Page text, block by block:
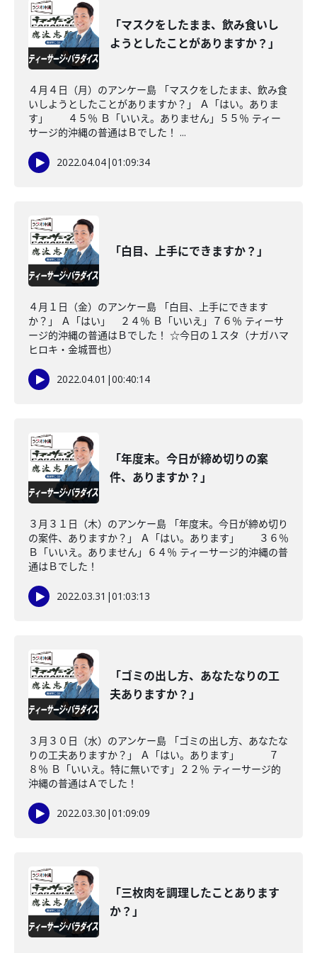
「マスクをしたまま、飲み食いし
ようとしたことがありますか？」
４月４日（月）のアンケー島 「マスクをしたまま、飲み食
いしようとしたことがありますか？」 Ａ「はい。ありま
す」 ４５％ Ｂ「いいえ。ありません」５５％ ティー
サージ的沖縄の普通はＢでした！ ...
2022.04.04|01:09:34
「白目、上手にできますか？」
４月１日（金）のアンケー島 「白目、上手にできます
か？」 Ａ「はい」 ２４％ Ｂ「いいえ」７６％ ティーサ
ージ的沖縄の普通はＢでした！ ☆今日の１スタ（ナガハマ
ヒロキ・金城晋也）
2022.04.01 |00:40:14
「年度末。今日が締め切りの案
件、ありますか？」
３月３１日（木）のアンケー島 「年度末。今日が締め切り
の案件、ありますか？」 Ａ「はい。あります」 ３６％
Ｂ「いいえ。ありません」６４％ ティーサージ的沖縄の普
通はＢでした！
2022.03.31 |01:03:13
「ゴミの出し方、あなたなりの工
夫ありますか？」
３月３０日（水）のアンケー島 「ゴミの出し方、あなたな
りの工夫ありますか？」 Ａ「はい。あります」 ７
８％ Ｂ「いいえ。特に無いです」２２％ ティーサージ的
沖縄の普通はＡでした！
2022.03.30 |01:09:09
「三枚肉を調理したことあります
か？」